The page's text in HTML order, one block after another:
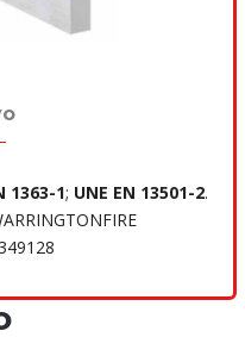
1363-1; UNE EN 13501-2.